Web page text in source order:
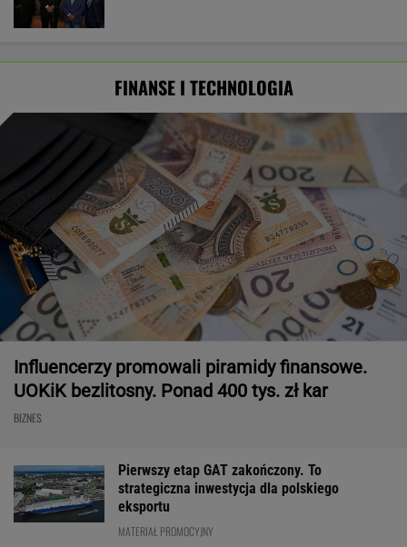
FINANSE I TECHNOLOGIA
Influencerzy promowali piramidy finansowe.
UOKiK bezlitosny. Ponad 400 tys. zł kar
BIZNES
Pierwszy etap GAT zakończony. To
strategiczna inwestycja dla polskiego
eksportu
MATERIAŁ PROMOCYJNY